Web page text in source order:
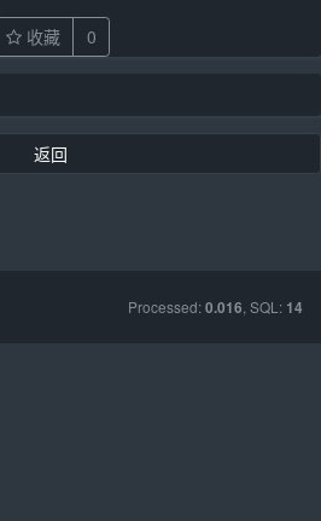
收藏 0
返回
Processed:0.016 , SQL: 14